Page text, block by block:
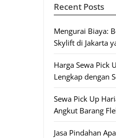
Recent Posts
Mengurai Biaya:
Skylift di Jakarta
Harga Sewa Pick
Lengkap dengan
Sewa Pick Up
Angkut Barang
Jasa Pindahan